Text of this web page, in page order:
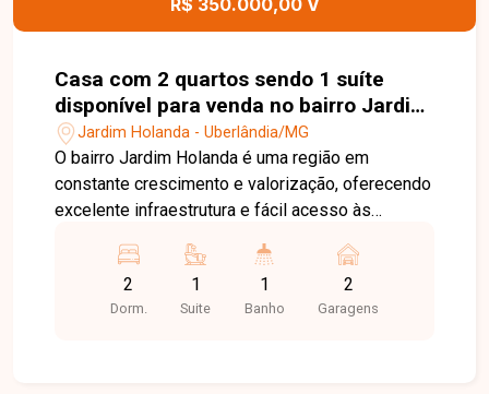
R$ 350.000,00 V
Casa com 2 quartos sendo 1 suíte
disponível para venda no bairro Jardim
Holanda em Uberlândia-MG
Jardim Holanda - Uberlândia/MG
O bairro Jardim Holanda é uma região em
constante crescimento e valorização, oferecendo
excelente infraestrutura e fácil acesso às
supermercados, escolas, farmácias, comércios e
diversos serviços, o bairro proporciona
praticidade, tranquilidade e qualidade de vida
2
Dorm.
1
Suite
1
Banho
2
Garagens